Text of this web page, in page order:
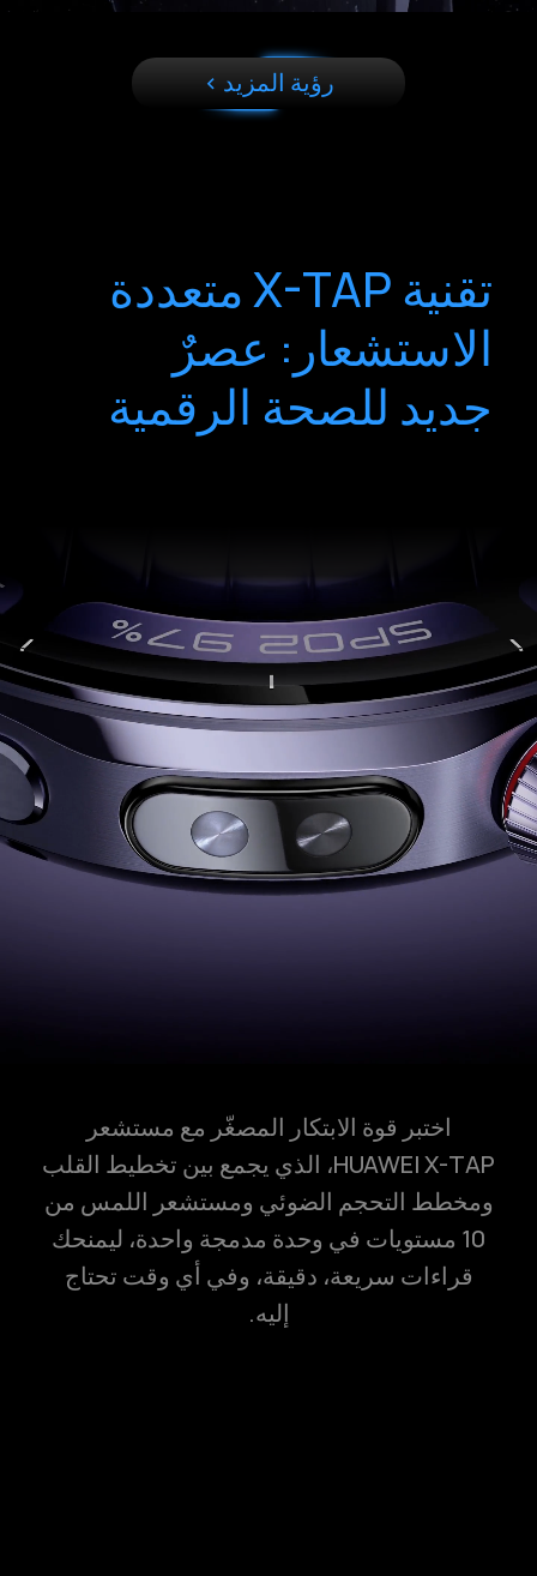
رؤية المزيد >
تقنية X-TAP متعددة
الاستشعار: عصرٌ
جديد للصحة الرقمية
اختبر قوة الابتكار المصغّر مع مستشعر
HUAWEI X-TAP، الذي يجمع بين تخطيط القلب
ومخطط التحجم الضوئي ومستشعر اللمس من
10 مستويات في وحدة مدمجة واحدة، ليمنحك
قراءات سريعة، دقيقة، وفي أي وقت تحتاج
إليه.